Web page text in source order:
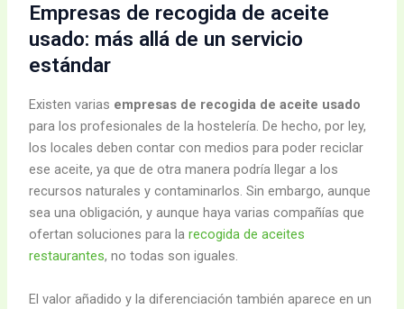
Empresas de recogida de aceite
usado: más allá de un servicio
estándar
Existen varias empresas de recogida de aceite usado
para los profesionales de la hostelería. De hecho, por ley,
los locales deben contar con medios para poder reciclar
ese aceite, ya que de otra manera podría llegar a los
recursos naturales y contaminarlos. Sin embargo, aunque
sea una obligación, y aunque haya varias compañías que
ofertan soluciones para larecogida de aceites
restaurantes, no todas son iguales.
El valor añadido y la diferenciación también aparece en un